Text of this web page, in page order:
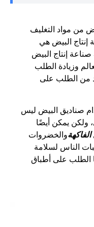
من مواد التغليف
إنتاج البيض هي
إنتاج البيض
وزيادة الطلب
من الطلب على
صناديق البيض ليس
ولكن يمكن أيضًا
الفاكهةوالخضروات
الناس لسلامة
الطلب على أطباق